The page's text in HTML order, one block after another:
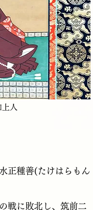
人
正種善(たけはらもん
戦に敗北し、筑前二